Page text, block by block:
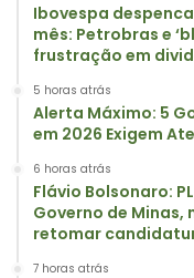
Ibovespa
mês: Petrobras e
frustração em
5 horas atrás
Alerta Máximo: 5
em 2026 Exigem
6 horas atrás
Flávio Bolsonaro:
Governo de Minas,
retomar
7 horas atrás